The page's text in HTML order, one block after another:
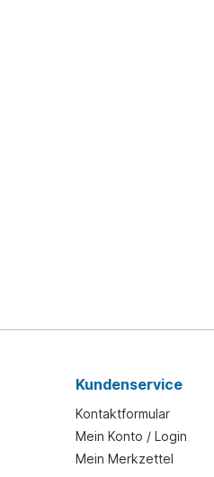
Kundenservice
Kontaktformular
Mein Konto / Login
Mein Merkzettel